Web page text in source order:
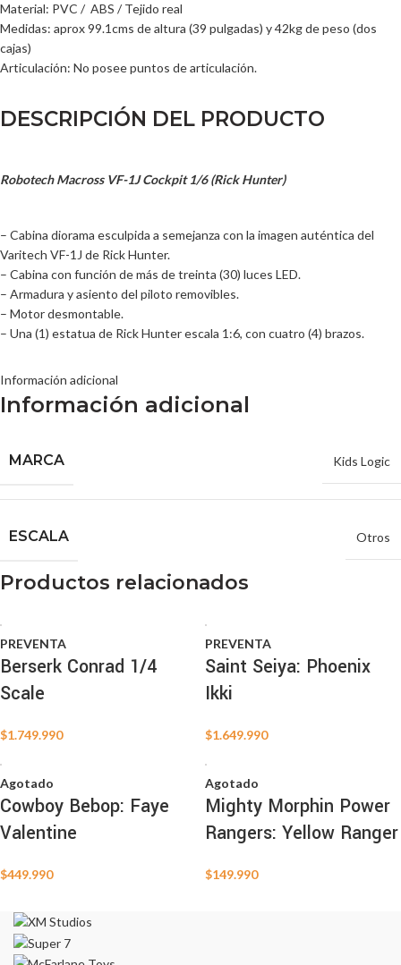
Material: PVC / ABS / Tejido real
Medidas: aprox 99.1cms de altura (39 pulgadas) y 42kg de peso (dos
cajas)
Articulación: No posee puntos de articulación.
DESCRIPCIÓN DEL PRODUCTO
Robotech Macross VF-1J Cockpit 1/6 (Rick Hunter)
– Cabina diorama esculpida a semejanza con la imagen auténtica del
Varitech VF-1J de Rick Hunter.
– Cabina con función de más de treinta (30) luces LED.
– Armadura y asiento del piloto removibles.
– Motor desmontable.
– Una (1) estatua de Rick Hunter escala 1:6, con cuatro (4) brazos.
Información adicional
Información adicional
MARCA Kids Logic
ESCALA Otros
Productos relacionados
PREVENTA
Berserk Conrad 1/4
Scale
$1.749.990
PREVENTA
Saint Seiya: Phoenix
Ikki
$1.649.990
Agotado
Cowboy Bebop: Faye
Valentine
$449.990
Agotado
Mighty Morphin Power
Rangers: Yellow Ranger
$149.990